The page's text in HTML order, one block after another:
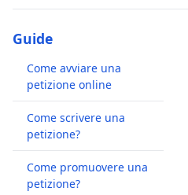
Guide
Come avviare una
petizione online
Come scrivere una
petizione?
Come promuovere una
petizione?